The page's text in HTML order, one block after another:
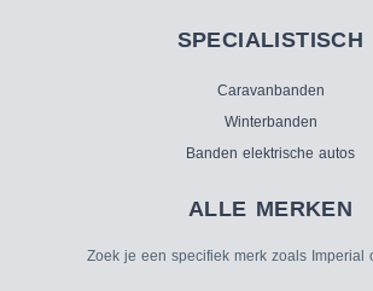
SPECIALISTISCH
Caravanbanden
Winterbanden
Banden elektrische autos
ALLE MERKEN
Zoek je een specifiek merk zoals Imperial